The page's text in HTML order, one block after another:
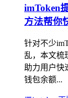
imToken
方法帮你
针对不少
乱，本文梳
助力用户快
钱包余额...